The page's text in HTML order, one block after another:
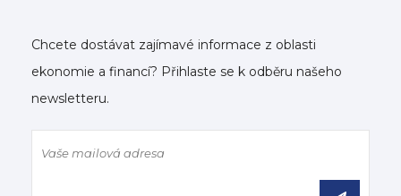
Chcete dostávat zajímavé informace z oblasti
ekonomie a financí? Přihlaste se k odběru našeho
newsletteru.